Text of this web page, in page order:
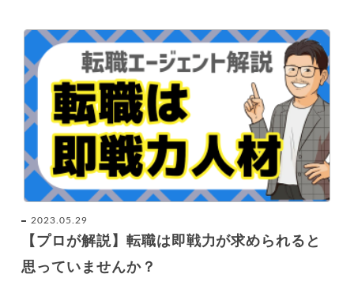
2023.05.29
【プロが解説】転職は即戦力が求められると
思っていませんか？